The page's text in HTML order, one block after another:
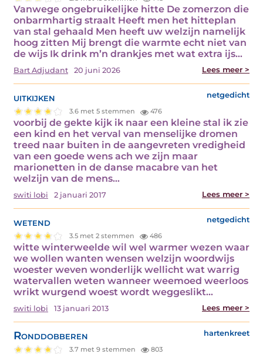
Vanwege ongebruikelijke hitte De zomerzon die
onbarmhartig straalt Heeft men het hitteplan
van stal gehaald Men heeft uw welzijn namelijk
hoog zitten Mij brengt die warmte echt niet van
de wijs Ik drink m’n drankjes met wat extra ijs…
Bart Adjudant 20 juni 2026 Lees meer >
uitkijken netgedicht
3.6 met 5 stemmen 476
voorbij de gekte kijk ik naar een kleine stal ik zie
een kind en het verval van menselijke dromen
treed naar buiten in de aangevreten vredigheid
van een goede wens ach we zijn maar
marionetten in de danse macabre van het
welzijn van de mens…
switi lobi 2 januari 2017 Lees meer >
wetend netgedicht
3.5 met 2 stemmen 486
witte winterweelde wil wel warmer wezen waar
we wollen wanten wensen welzijn woordwijs
woester weven wonderlijk wellicht wat warrig
watervallen weten wanneer weemoed weerloos
wrikt wurgend woest wordt weggeslikt…
switi lobi 13 januari 2013 Lees meer >
Ronddobberen hartenkreet
3.7 met 9 stemmen 803